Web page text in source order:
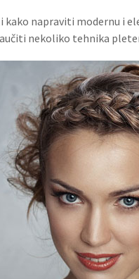
kako napraviti modernu i
nekoliko tehnika